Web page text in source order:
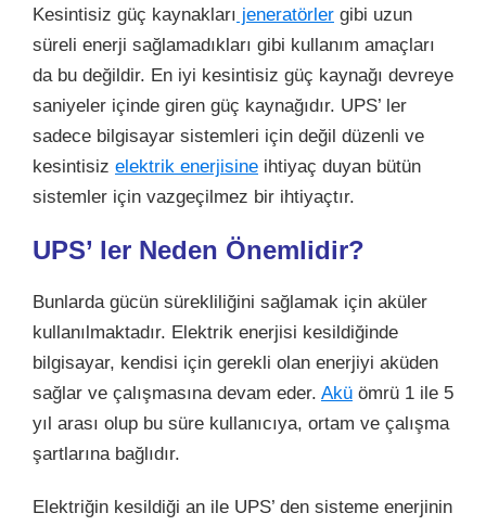
Kesintisiz güç kaynakları jeneratörler gibi uzun
süreli enerji sağlamadıkları gibi kullanım amaçları
da bu değildir. En iyi kesintisiz güç kaynağı devreye
saniyeler içinde giren güç kaynağıdır. UPS’ ler
sadece bilgisayar sistemleri için değil düzenli ve
kesintisiz elektrik enerjisine ihtiyaç duyan bütün
sistemler için vazgeçilmez bir ihtiyaçtır.
UPS’ ler Neden Önemlidir?
Bunlarda gücün sürekliliğini sağlamak için aküler
kullanılmaktadır. Elektrik enerjisi kesildiğinde
bilgisayar, kendisi için gerekli olan enerjiyi aküden
sağlar ve çalışmasına devam eder. Akü ömrü 1 ile 5
yıl arası olup bu süre kullanıcıya, ortam ve çalışma
şartlarına bağlıdır.
Elektriğin kesildiği an ile UPS’ den sisteme enerjinin